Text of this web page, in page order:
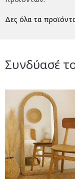
Δες όλα τα
Συνδύασέ